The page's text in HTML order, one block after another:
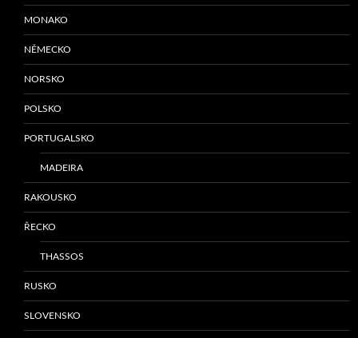
MONAKO
NĚMECKO
NORSKO
POLSKO
PORTUGALSKO
MADEIRA
RAKOUSKO
ŘECKO
THASSOS
RUSKO
SLOVENSKO